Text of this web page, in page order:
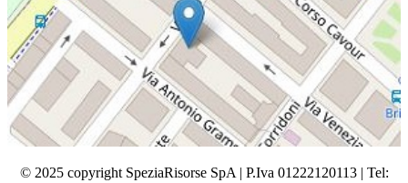
© 2025 copyright SpeziaRisorse SpA | P.Iva 01222120113 | Tel: